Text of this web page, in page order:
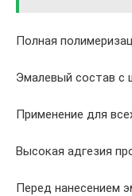
Полная
Эмалевый состав с
Применение для
Высокая адгезия
Перед нанесением